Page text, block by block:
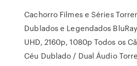
Cachorro Filmes e Séries
Dublados e Legendados
UHD, 2160p, 1080p Todos os
Céu Dublado / Dual Áudio